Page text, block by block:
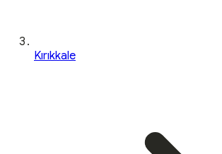
Kırıkkale